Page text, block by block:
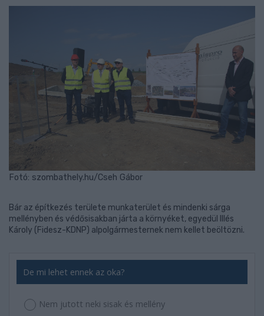
Fotó: szombathely.hu/Cseh Gábor
Bár az építkezés területe munkaterület és mindenki sárga
mellényben és védősisakban járta a környéket, egyedül Illés
Károly (Fidesz-KDNP) alpolgármesternek nem kellet beöltözni.
De mi lehet ennek az oka?
Nem jutott neki sisak és mellény